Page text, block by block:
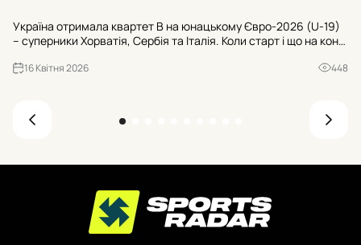
Україна отримала квартет В на юнацькому Євро-2026 (U-19)
– суперники Хорватія, Сербія та Італія. Коли старт і що на кону
16 Квітня 2026 448